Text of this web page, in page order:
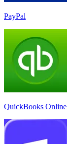
PayPal
QuickBooks Online